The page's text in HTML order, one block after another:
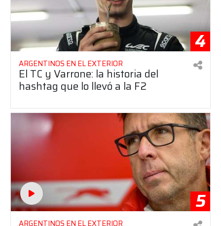
4
ARGENTINOS EN EL EXTERIOR
El TC y Varrone: la historia del
hashtag que lo llevó a la F2
5
ARGENTINOS EN EL EXTERIOR